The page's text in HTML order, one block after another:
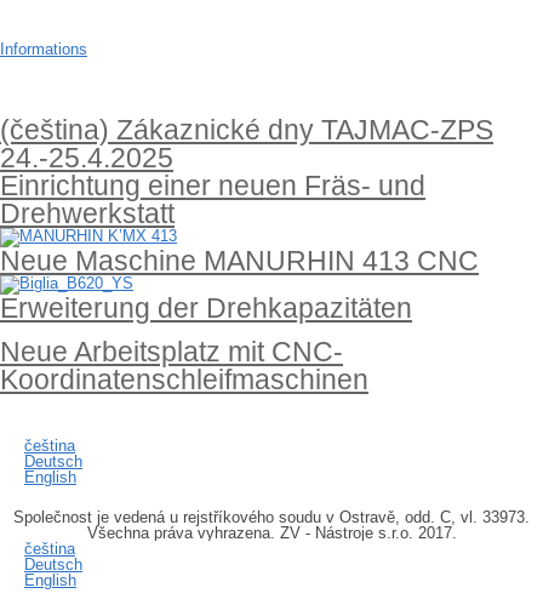
Informations
(čeština) Zákaznické dny TAJMAC-ZPS
24.-25.4.2025
Einrichtung einer neuen Fräs- und
Drehwerkstatt
Neue Maschine MANURHIN 413 CNC
Erweiterung der Drehkapazitäten
Neue Arbeitsplatz mit CNC-
Koordinatenschleifmaschinen
čeština
Deutsch
English
Společnost je vedená u rejstříkového soudu v Ostravě, odd. C, vl. 33973.
Všechna práva vyhrazena. ZV - Nástroje s.r.o. 2017.
čeština
Deutsch
English